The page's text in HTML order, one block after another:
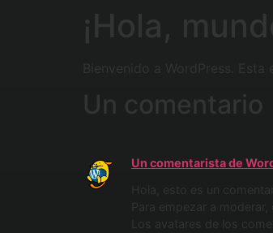
¡Hola,
Bienvenido a WordPress.
Un comentario
Un comentarista de
Hola, esto es un
Para empezar a
Los avatares de los